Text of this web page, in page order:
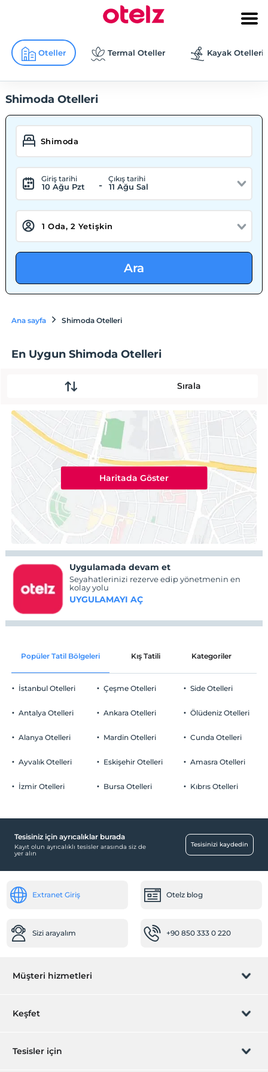
Oteller Termal Oteller Kayak Otelleri
Shimoda Otelleri
Giriş tarihi
10 Ağu Pzt -
Çıkış tarihi
11 Ağu Sal
Ara
Ana sayfa Shimoda Otelleri
En Uygun Shimoda Otelleri
Sırala
Haritada Göster
Uygulamada devam et
Seyahatlerinizi rezerve edip yönetmenin en
kolay yolu
UYGULAMAYI AÇ
Popüler Tatil Bölgeleri Kış Tatili Kategoriler
İstanbul Otelleri
Antalya Otelleri
Alanya Otelleri
Ayvalık Otelleri
İzmir Otelleri
Çeşme Otelleri
Ankara Otelleri
Mardin Otelleri
Eskişehir Otelleri
Bursa Otelleri
Side Otelleri
Ölüdeniz Otelleri
Cunda Otelleri
Amasra Otelleri
Kıbrıs Otelleri
Tesisiniz için ayrıcalıklar burada
Kayıt olun ayrıcalıklı tesisler arasında siz de
yer alın
Tesisinizi kaydedin
Extranet Giriş Otelz blog
Sizi arayalım +90 850 333 0 220
Müşteri hizmetleri
Rezervasyon yönet
Keşfet
Hediye Kart
Tesisler için